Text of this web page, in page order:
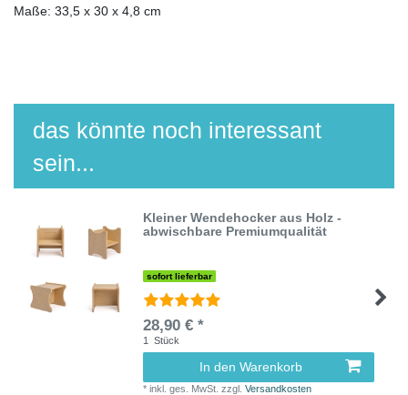
Maße: 33,5 x 30 x 4,8 cm
das könnte noch interessant
sein...
Kleiner Wendehocker aus Holz -
abwischbare Premiumqualität
sofort lieferbar
28,90 € *
1 Stück
In den Warenkorb
*inkl. ges. MwSt. zzgl.Versandkosten